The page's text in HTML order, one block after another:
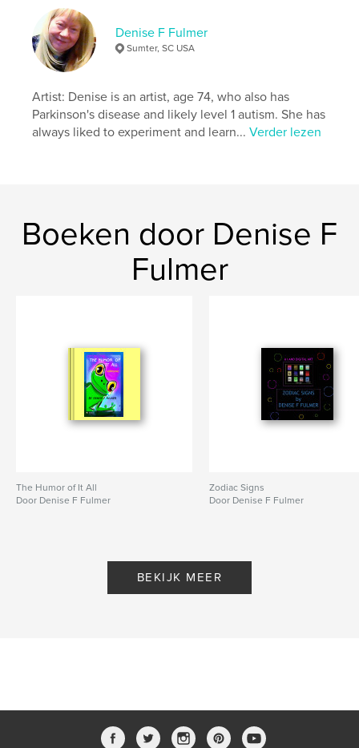
TaalEnglish
Trefwoorden
digital ,
Denise F Fulmer
Sumter, SC USA
Artist: Denise is an artist, age 74, who also has
Parkinson's disease and likely level 1 autism. She has
always liked to experiment and learn...Verder lezen
Boeken door Denise F
Fulmer
The Humor of It All
Door Denise F Fulmer
Zodiac Signs
Door Denise F Fulmer
BEKIJK MEER